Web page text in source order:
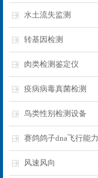
水土流失监测
转基因检测
肉类检测鉴定仪
疫病病毒真菌检测
鸟类性别检测设备
赛鸽鸽子dna飞行能力
风速风向